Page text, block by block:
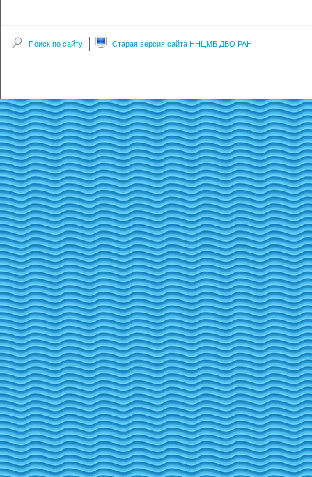
Поиск по сайту Старая версия сайта ННЦМБ ДВО РАН